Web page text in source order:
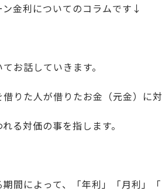
ン金利についてのコラムです↓
お話していきます。
りた人が借りたお金（元金）に
る対価の事を指します。
間によって、「年利」「月利」